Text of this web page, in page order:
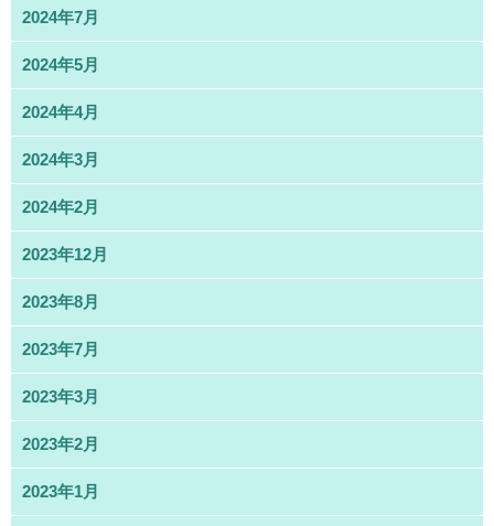
2024年7月
2024年5月
2024年4月
2024年3月
2024年2月
2023年12月
2023年8月
2023年7月
2023年3月
2023年2月
2023年1月